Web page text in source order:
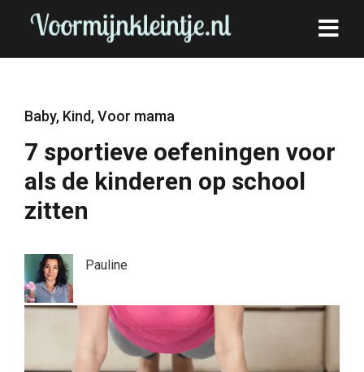
Baby, Kind,Voor mama
7 sportieve oefeningen voor
als de kinderen op school
zitten
Pauline